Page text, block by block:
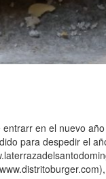
en el nuevo
para despedir el